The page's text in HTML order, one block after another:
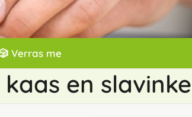
Verras me
en